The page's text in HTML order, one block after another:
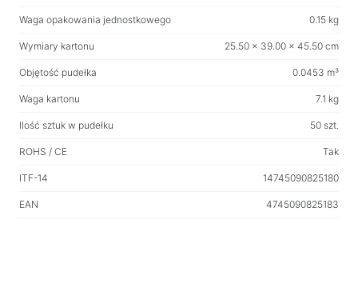
Waga opakowania jednostkowego 0.15 kg
Wymiary kartonu 25.50 x 39.00 x 45.50 cm
Objętość pudełka 0.0453 m³
Waga kartonu 7.1 kg
Ilość sztuk w pudełku 50 szt.
ROHS / CE Tak
ITF-14 14745090825180
EAN 4745090825183